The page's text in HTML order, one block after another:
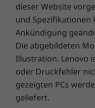
Bei Lenovo
einjährige
Systemgarantie.
Gamechanger:
einedreijährige
sich beim Kauf
gutem Zustand ist,
dieser Website
und Spezifikationen
Ankündigung
Die abgebildeten
Illustration. Lenovo
oder Druckfehler
gezeigten PCs
geliefert.